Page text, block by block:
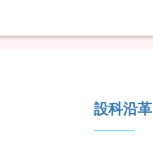
設科沿革